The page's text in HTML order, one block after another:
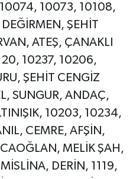
10073, 10108,
ŞEHİT
ATEŞ, ÇANAKLI
10237, 10206,
ŞEHİT CENGİZ
SUNGUR, ANDAÇ,
10203, 10234,
CEMRE, AFŞİN,
MELİK ŞAH,
DERİN, 1119,